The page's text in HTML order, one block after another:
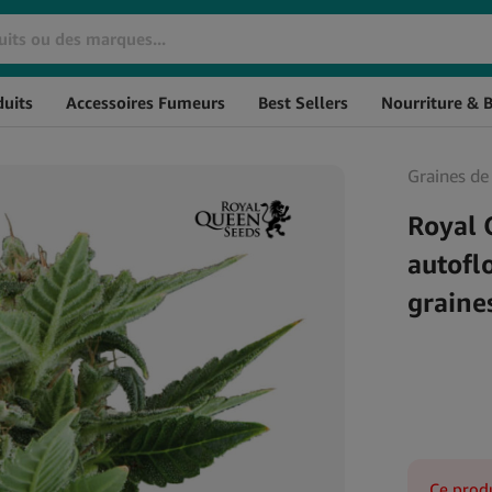
Huile de CBG
Huile de CBN
Huile de CBD aromatisée
Huile de CBD Full Spectrum
Huile de CBD Naturelle
CBD pour les Cheveux
CBD Massage
Baumes au CBD
Soin de la peau au CBD
Accessoires Fumeurs Best Sellers Nourriture &
Graines
Royal